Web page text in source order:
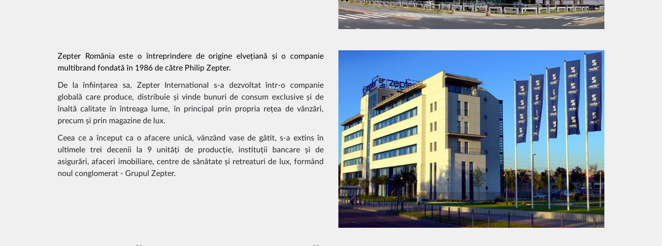
Zepter România este o întreprindere de origine elvețiană și o companie
multibrand fondată în 1986 de către Philip Zepter.
De la înființarea sa, Zepter International s-a dezvoltat într-o companie
globală care produce, distribuie și vinde bunuri de consum exclusive și de
înaltă calitate în întreaga lume, în principal prin propria rețea de vânzări,
precum și prin magazine de lux.
Ceea ce a început ca o afacere unică, vânzând vase de gătit, s-a extins în
ultimele trei decenii la 9 unități de producție, instituții bancare și de
asigurări, afaceri imobiliare, centre de sănătate și retreaturi de lux, formând
noul conglomerat - Grupul Zepter.